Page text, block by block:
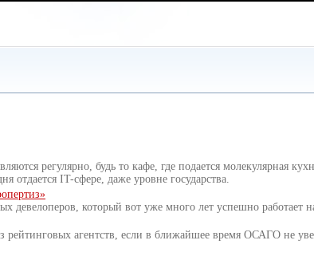
регулярно, будь то кафе, где подается молекулярная
отдается IT-сфере, даже уровне государства.
девелоперов, который вот уже много лет успешно работает
рейтинговых агентств, если в ближайшее время ОСАГО не